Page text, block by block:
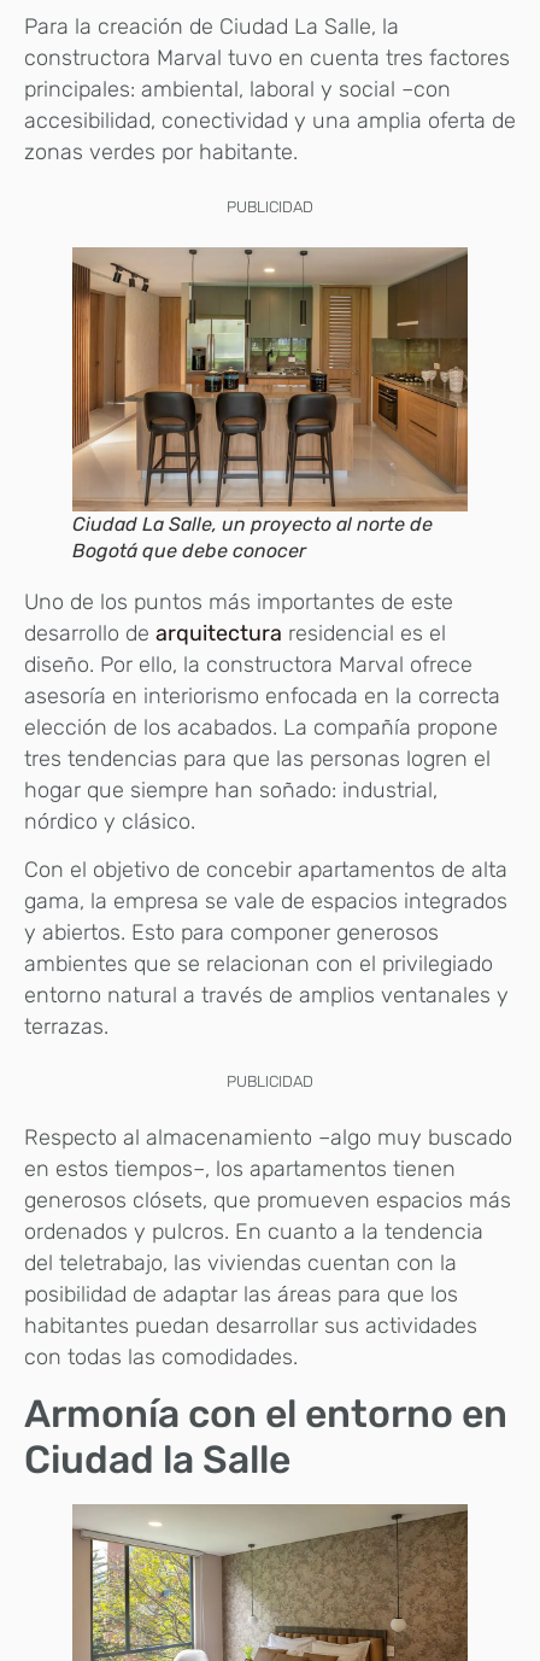
Para la creación de Ciudad La Salle, la
constructora Marval tuvo en cuenta tres factores
principales: ambiental, laboral y social –con
accesibilidad, conectividad y una amplia oferta de
zonas verdes por habitante.
PUBLICIDAD
Ciudad La Salle, un proyecto al norte de
Bogotá que debe conocer
Uno de los puntos más importantes de este
desarrollo de arquitectura residencial es el
diseño. Por ello, la constructora Marval ofrece
asesoría en interiorismo enfocada en la correcta
elección de los acabados. La compañía propone
tres tendencias para que las personas logren el
hogar que siempre han soñado: industrial,
nórdico y clásico.
Con el objetivo de concebir apartamentos de alta
gama, la empresa se vale de espacios integrados
y abiertos. Esto para componer generosos
ambientes que se relacionan con el privilegiado
entorno natural a través de amplios ventanales y
terrazas.
PUBLICIDAD
Respecto al almacenamiento –algo muy buscado
en estos tiempos–, los apartamentos tienen
generosos clósets, que promueven espacios más
ordenados y pulcros. En cuanto a la tendencia
del teletrabajo, las viviendas cuentan con la
posibilidad de adaptar las áreas para que los
habitantes puedan desarrollar sus actividades
con todas las comodidades.
Armonía con el entorno en
Ciudad la Salle